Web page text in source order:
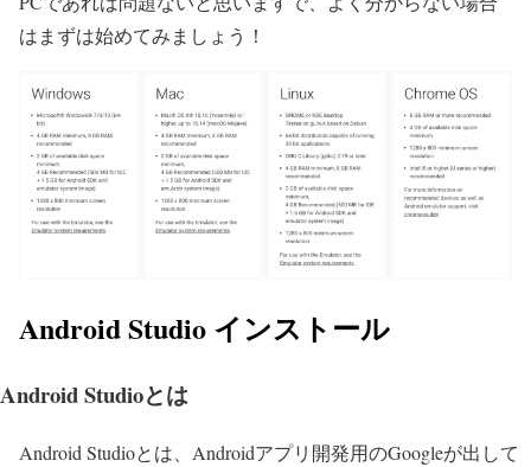
はまずは始めてみましょう！
Android Studio インストール
Android Studioとは
Android Studioとは、 Androidアプリ開発用のGoogleが出して